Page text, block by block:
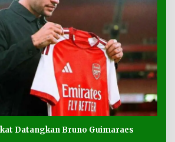
Datangkan Bruno Guimaraes